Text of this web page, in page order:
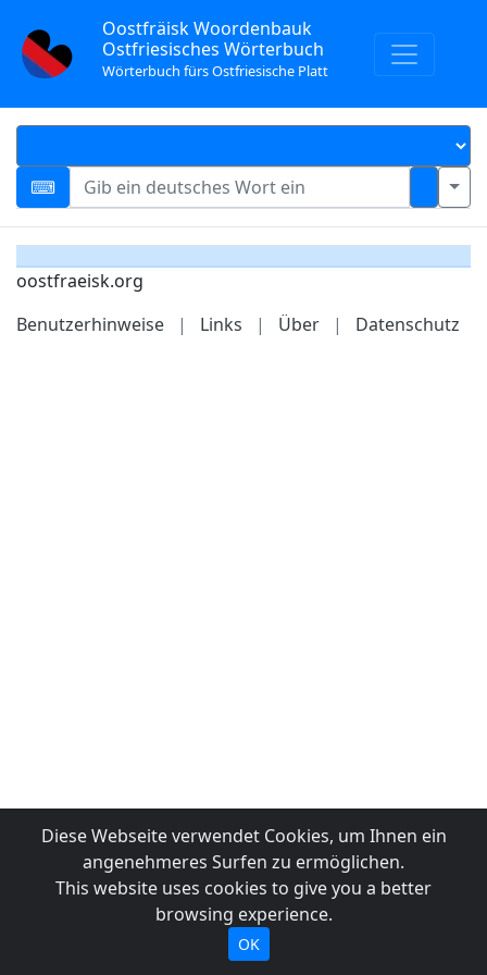
Oostfräisk Woordenbauk
Ostfriesisches Wörterbuch
Wörterbuch fürs Ostfriesische Platt
oostfraeisk.org
Benutzerhinweise
| Links | Über | Datenschutz
Diese Webseite verwendet Cookies, um Ihnen ein
angenehmeres Surfen zu ermöglichen.
This website uses cookies to give you a better
browsing experience.
OK